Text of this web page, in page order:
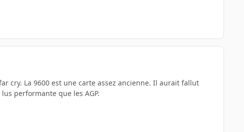
cry. La 9600 est une carte assez ancienne. Il aurait fallut
performante que les AGP.